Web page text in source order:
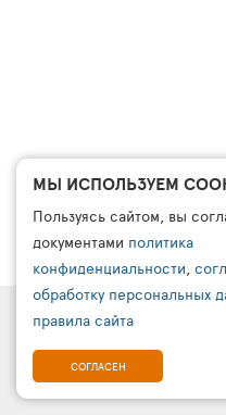
Правовая информация
© Платформа «ТурСайт
МЫ ИСПОЛЬЗУЕМ
Пользуясь сайтом, вы
документами политика
конфиденциальности,
обработку персональных
правила сайта
СОГЛАСЕН